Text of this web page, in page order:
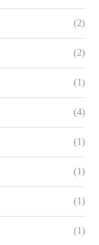
(2)
(2)
(1)
(4)
(1)
(1)
(1)
(1)